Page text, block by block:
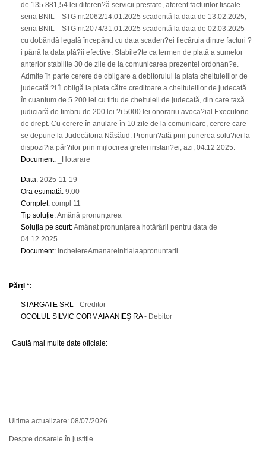
de 135.881,54 lei diferen?ă servicii prestate, aferent facturilor fiscale
seria BNIL—STG nr.2062/14.01.2025 scadentă la data de 13.02.2025,
seria BNIL—STG nr.2074/31.01.2025 scadentă la data de 02.03.2025
cu dobândă legală începând cu data scaden?ei fiecăruia dintre facturi ?
i până la data plă?ii efective. Stabile?te ca termen de plată a sumelor
anterior stabilite 30 de zile de la comunicarea prezentei ordonan?e.
Admite în parte cerere de obligare a debitorului la plata cheltuielilor de
judecată ?i îl obligă la plata către creditoare a cheltuielilor de judecată
în cuantum de 5.200 lei cu titlu de cheltuieli de judecată, din care taxă
judiciară de timbru de 200 lei ?i 5000 lei onorariu avoca?ial Executorie
de drept. Cu cerere în anulare în 10 zile de la comunicare, cerere care
se depune la Judecătoria Năsăud. Pronun?ată prin punerea solu?iei la
dispozi?ia păr?ilor prin mijlocirea grefei instan?ei, azi, 04.12.2025.
Document: _Hotarare
Data: 2025-11-19
Ora estimată: 9:00
Complet: compl 11
Tip soluție:Amână pronunţarea
Soluția pe scurt:Amânat pronunţarea hotărârii pentru data de
04.12.2025
Document: incheiereAmanareinitialaapronuntarii
Părți *:
STARGATE SRL - Creditor
OCOLUL SILVIC CORMAIA ANIEŞ RA- Debitor
Caută mai multe date oficiale:
Ultima actualizare: 08/07/2026
Despre dosarele în justiție